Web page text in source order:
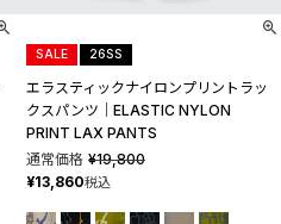
エラスティックナイロンプリントラッ
クスパンツ│ELASTIC NYLON
PRINT LAX PANTS
SALE 26SS
通常価格 ¥19,800
¥13,860税込